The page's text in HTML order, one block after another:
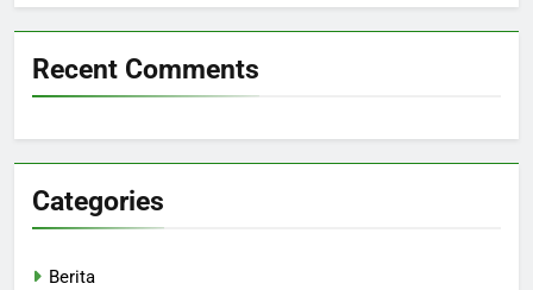
Recent Comments
Categories
Berita